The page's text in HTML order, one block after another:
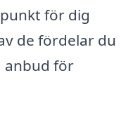
för dig
de fördelar du
anbud för